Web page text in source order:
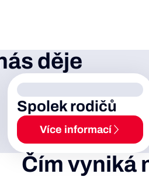
děje
Spolek rodičů
Více informací
Čím vyniká